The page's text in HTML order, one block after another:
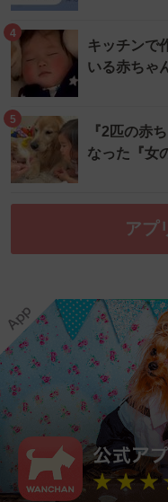
4
キッチンで
いる赤ち
5
『2匹の赤
なった『女
アプ